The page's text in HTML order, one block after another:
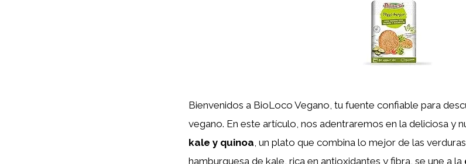
Bienvenidos a BioLoco Vegano, tu fuente confiable para
vegano. En este artículo, nos adentraremos en la deliciosa y
kale y quinoa, un plato que combina lo mejor de las
hamburguesa de kale, rica en antioxidantes y fibra, se une a la